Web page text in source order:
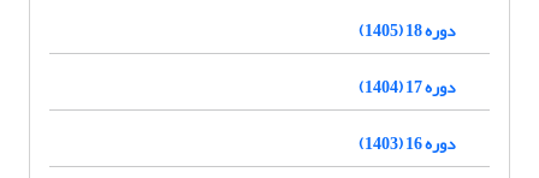
دوره 18 (1405)
دوره 17 (1404)
دوره 16 (1403)